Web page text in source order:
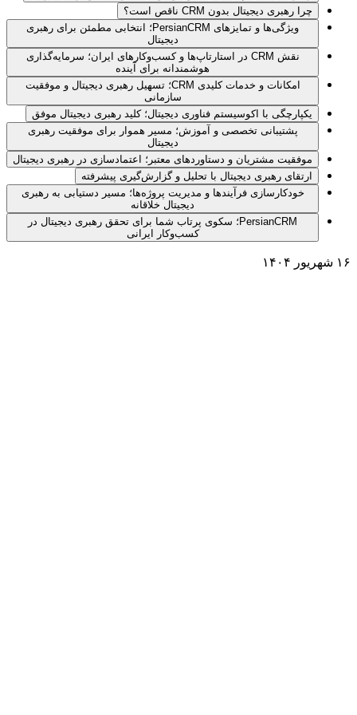
چرا رهبری دیجیتال بدون CRM ناقص است؟
ویژگی‌ها و تمایزهای PersianCRM؛ انتخابی مطمئن برای رهبری
دیجیتال
نقش CRM در استارتاپ‌ها و کسب‌وکارهای ایران؛ سرمایه‌گذاری
هوشمندانه برای آینده
امکانات و خدمات کلیدی CRM؛ تسهیل رهبری دیجیتال و موفقیت
سازمانی
یکپارچگی با اکوسیستم فناوری دیجیتال؛ کلید رهبری دیجیتال موفق
پشتیبانی تخصصی و آموزش؛ مسیر هموار برای موفقیت رهبری
دیجیتال
موفقیت مشتریان و دستاوردهای معتبر؛ اعتمادسازی در رهبری دیجیتال
ارتقای رهبری دیجیتال با تحلیل و گزارش‌گیری پیشرفته
خودکارسازی فرآیندها و مدیریت پروژه‌ها؛ مسیر دستیابی به رهبری
دیجیتال خلاقانه
PersianCRM؛ سکوی پرتاب شما برای تحقق رهبری دیجیتال در
کسب‌وکار ایرانی
۱۶ شهریور ۱۴۰۴